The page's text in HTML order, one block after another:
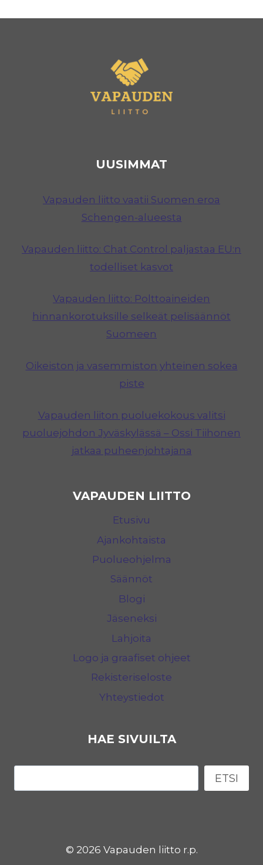
UUSIMMAT
Vapauden liitto vaatii Suomen eroa
Schengen-alueesta
Vapauden liitto: Chat Control paljastaa EU:n
todelliset kasvot
Vapauden liitto: Polttoaineiden
hinnankorotuksille selkeät pelisäännöt
Suomeen
Oikeiston ja vasemmiston yhteinen sokea
piste
Vapauden liiton puoluekokous valitsi
puoluejohdon Jyväskylässä – Ossi Tiihonen
jatkaa puheenjohtajana
VAPAUDEN LIITTO
Etusivu
Ajankohtaista
Puolueohjelma
Säännöt
Blogi
Jäseneksi
Lahjoita
Logo ja graafiset ohjeet
Rekisteriseloste
Yhteystiedot
HAE SIVUILTA
ETSI
© 2026 Vapauden liitto r.p.